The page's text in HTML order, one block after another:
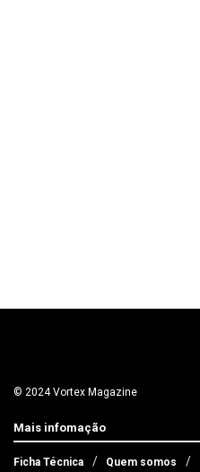
© 2024 Vortex Magazine
Mais infomação
Ficha Técnica Quem somos